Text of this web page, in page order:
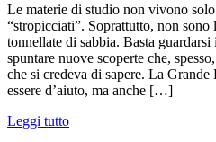
Le materie di studio non vivono
“stropicciati”. Soprattutto, non sono
tonnellate di sabbia. Basta
spuntare nuove scoperte che,
che si credeva di sapere. La Grande
essere d’aiuto, ma anche […]
Leggi tutto